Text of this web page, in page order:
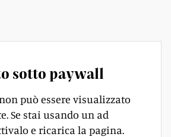
sotto paywall
può essere visualizzato
Se stai usando un ad
e ricarica la pagina.